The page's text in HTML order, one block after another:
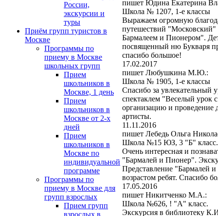
России,
экскурсии и
туры
Приём групп туристов в
Москве
Программы по
приему в Москве
школьных групп
Прием
школьников в
Москве, 1 день
Прием
школьников в
Москве от 2-х
дней
Прием
школьников в
Москве по
индивидуальной
программе
Программы по
приему в Москве для
групп взрослых
Прием групп
взрослых в
пишет Юдина Екатерина
Школа № 1207, 1-е классы
Выражаем огромную
путешествий
Бармалеем и Пионером".
посвященный ню Букваря
спасибо большое!
17.02.2017
пишет Любушкина М.Ю.:
Школа № 1905, 1-е классы
Спасибо за увлекательный
спектаклем "Веселый урок
организацию и проведение
артисты.
11.11.2016
пишет Лебедь Ольга
Школа №15 ЮЗ, 3 "Б" класс.
Очень интересная и
"Бармалей и Пионер".
Представление "Бармалей
возрастом ребят. Спасибо
17.05.2016
пишет Никитченко М.А.:
Школа №626, ! "А" класс.
Экскурсия в библиотеку